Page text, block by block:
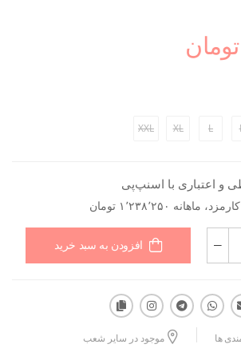
L
XL
XXL
و اعتباری با اسنپ‌پی
افزودن به سبد خرید
ها موجود در سایر شعب